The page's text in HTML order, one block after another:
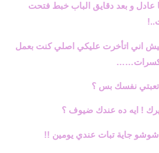
و بعد دقايق الباب خبط فتحت
اني اتأخرت عليكي اصلي كنت بعمل
تعبتي نفسك بس ؟
! ايه ده عندك ضيوف ؟
جاية تبات عندي يومين !!